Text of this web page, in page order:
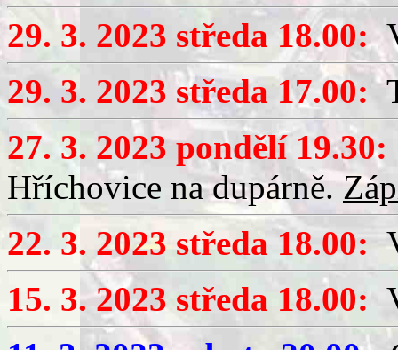
29. 3. 2023 středa 18.00:
29. 3. 2023 středa 17.00:
27. 3. 2023 pondělí 19.30:
Hříchovice na dupárně.
22. 3. 2023 středa 18.00:
15. 3. 2023 středa 18.00: